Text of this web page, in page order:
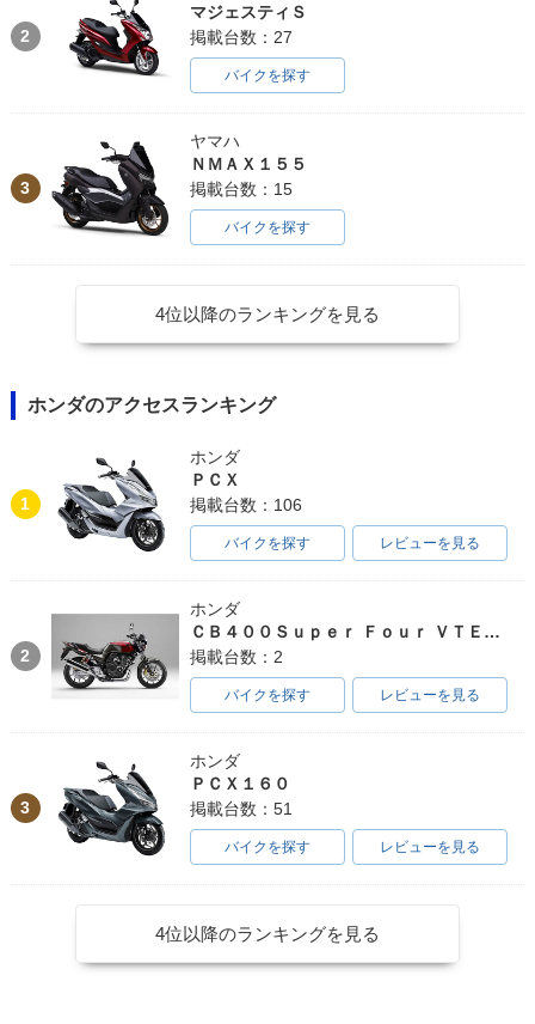
2
マジェスティＳ
掲載台数：27
バイクを探す
3
ヤマハ
ＮＭＡＸ１５５
掲載台数：15
バイクを探す
4位以降のランキングを見る
ホンダのアクセスランキング
1
ホンダ
ＰＣＸ
掲載台数：106
バイクを探す レビューを見る
2
ホンダ
ＣＢ４００Ｓｕｐｅｒ Ｆｏｕｒ ＶＴＥＣ ＳＰＥＣ３
掲載台数：2
バイクを探す レビューを見る
3
ホンダ
ＰＣＸ１６０
掲載台数：51
バイクを探す レビューを見る
4位以降のランキングを見る